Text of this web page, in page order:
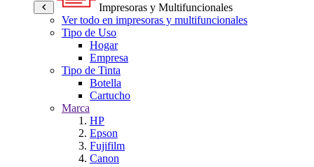
Impresoras y Multifuncionales
Ver todo en impresoras y multifuncionales
Tipo de Uso
Hogar
Empresa
Tipo de Tinta
Botella
Cartucho
Marca
HP
Epson
Fujifilm
Canon